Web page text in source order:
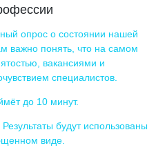
опрос о состоянии нашей
важно понять, что на самом
вакансиями и
специалистов.
до 10 минут.
будут использованы
виде.